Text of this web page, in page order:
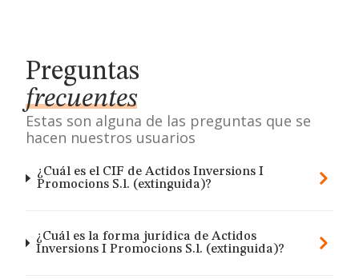
Preguntas
frecuentes
Estas son alguna de las preguntas que se
hacen nuestros usuarios
¿Cuál es el CIF de Actidos Inversions I
Promocions S.l. (extinguida)?
¿Cuál es la forma jurídica de Actidos
Inversions I Promocions S.l. (extinguida)?